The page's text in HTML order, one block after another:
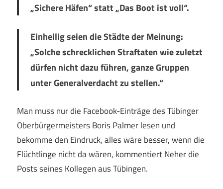
„Sichere Häfen“ statt „Das Boot ist voll“.
Einhellig seien die Städte der Meinung:
„Solche schrecklichen Straftaten wie zuletzt
dürfen nicht dazu führen, ganze Gruppen
unter Generalverdacht zu stellen.“
Man muss nur die Facebook-Einträge des Tübinger
Oberbürgermeisters Boris Palmer lesen und
bekomme den Eindruck, alles wäre besser, wenn die
Flüchtlinge nicht da wären, kommentiert Neher die
Posts seines Kollegen aus Tübingen.